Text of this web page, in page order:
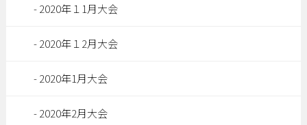
2020年１1月大会
2020年１2月大会
2020年1月大会
2020年2月大会